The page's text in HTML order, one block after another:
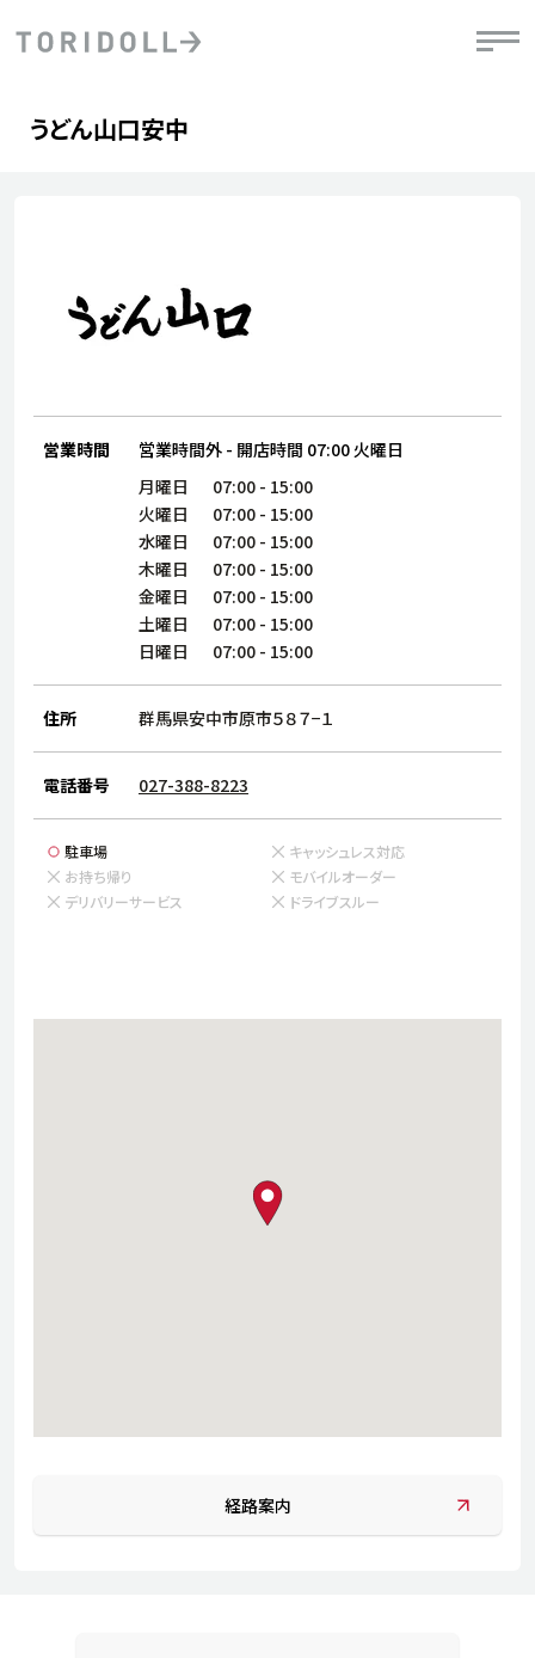
経営理念
株主・投資家情報
サステナビリティ
店舗検索
採用情報
日本語 English
粟田社長が語るトリドールDX
DXビジョン2028
ステークホルダーとの
コミュニケーション
うどん山口安中
営業時間 営業時間外 - 開店時間 07:00 火曜日
月曜日 07:00 - 15:00
火曜日
07:00 - 15:00
水曜日
07:00 - 15:00
木曜日
07:00 - 15:00
金曜日
07:00 - 15:00
土曜日
07:00 - 15:00
日曜日
07:00 - 15:00
住所 群馬県安中市原市５８７−１
電話番号 027-388-8223
駐車場
キャッシュレス対応
お持ち帰り
モバイルオーダー
デリバリーサービス
ドライブスルー
map pin
経路案内